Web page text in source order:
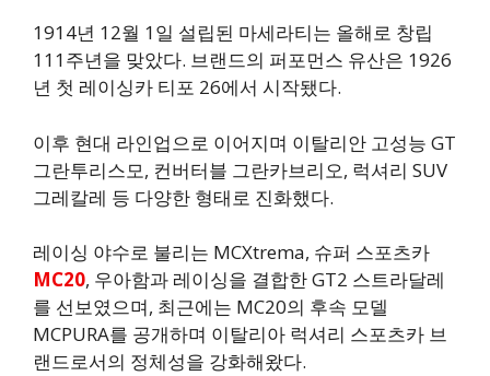
1914년 12월 1일 설립된 마세라티는 올해로 창립
111주년을 맞았다. 브랜드의 퍼포먼스 유산은 1926
년 첫 레이싱카 티포 26에서 시작됐다.
이후 현대 라인업으로 이어지며 이탈리안 고성능 GT
그란투리스모, 컨버터블 그란카브리오, 럭셔리 SUV
그레칼레 등 다양한 형태로 진화했다.
레이싱 야수로 불리는 MCXtrema, 슈퍼 스포츠카
MC20, 우아함과 레이싱을 결합한 GT2 스트라달레
를 선보였으며, 최근에는 MC20의 후속 모델
MCPURA를 공개하며 이탈리아 럭셔리 스포츠카 브
랜드로서의 정체성을 강화해왔다.